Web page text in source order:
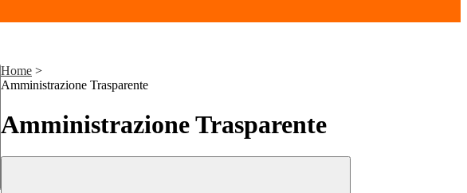
Home >
Amministrazione Trasparente
Amministrazione Trasparente